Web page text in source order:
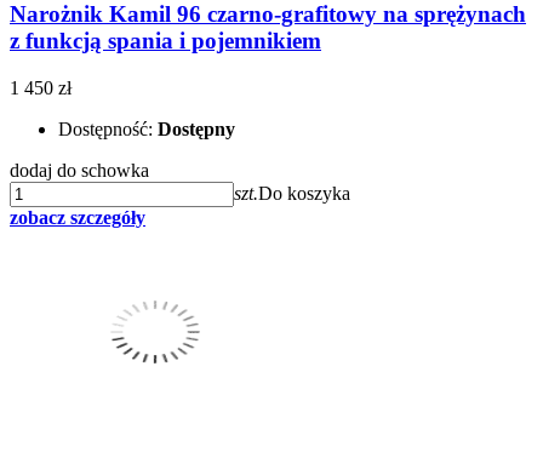
Narożnik Kamil 96 czarno-grafitowy na sprężynach
z funkcją spania i pojemnikiem
1 450 zł
Dostępność: Dostępny
dodaj do schowka
szt.Do koszyka
zobacz szczegóły